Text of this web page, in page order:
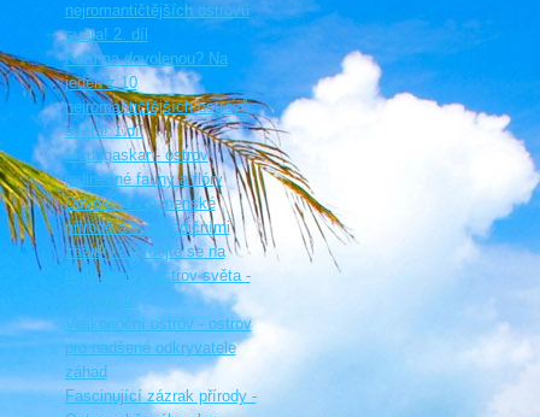
nejromantičtějších ostrovů
světa! 2. díl
Kam na dovolenou? Na
jeden z 10
nejromantičtějších ostrovů
světa! 1.díl
Madagaskar - ostrov
jedinečné fauny a flóry
Dovolená v panenské
přírodě a s netradičními
zážitky? Vydejte se na
nejkrásnější ostrov světa -
Srí Lanku!
Velikonoční ostrov - ostrov
pro nadšené odkryvatele
záhad
Fascinující zázrak přírody -